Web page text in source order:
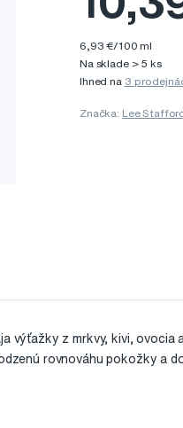
6,93 €/100 ml
Na sklade > 5 ks
Ihned na 3
Značka: Lee
výťažky z mrkvy, kivi, ovocia
rovnováhu pokožky a